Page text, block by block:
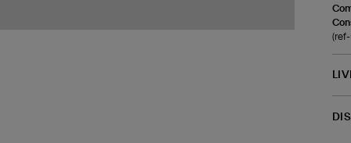
(ref-